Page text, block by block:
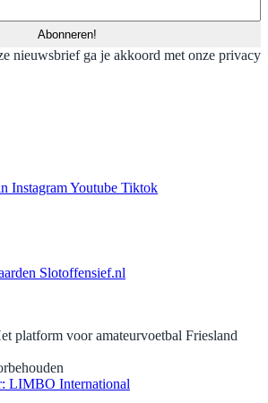
nieuwsbrief ga je akkoord met onze privacy
InstagramYoutube Tiktok
Slotoffensief.nl
platform voor amateurvoetbal Friesland
LIMBO International